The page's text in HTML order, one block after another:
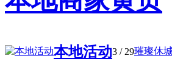
本地活动3 / 29璀璨休